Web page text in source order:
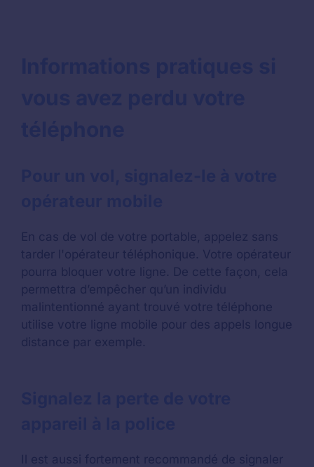
En cas de vol de votre portable, appelez sans
tarder l'opérateur téléphonique. Votre opérateur
pourra bloquer votre ligne. De cette façon, cela
permettra d’empêcher qu’un individu
malintentionné ayant trouvé votre téléphone
utilise votre ligne mobile pour des appels longue
distance par exemple.
Il est aussi fortement recommandé de signaler